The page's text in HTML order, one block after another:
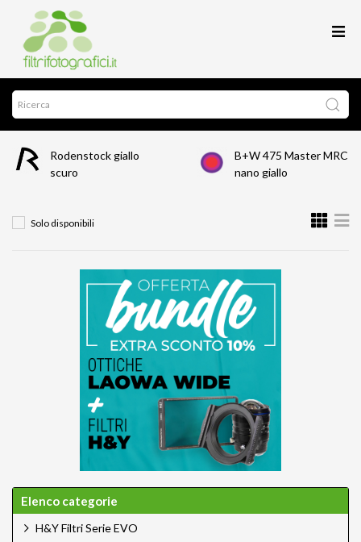
Rodenstock giallo
scuro
B+W 475 Master MRC
nano giallo
Solo disponibili
Elenco categorie
H&Y Filtri Serie EVO